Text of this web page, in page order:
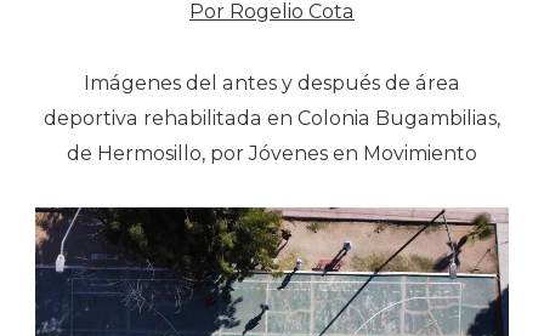
Por Rogelio Cota
Imágenes del antes y después de área
deportiva rehabilitada en Colonia Bugambilias,
de Hermosillo, por Jóvenes en Movimiento